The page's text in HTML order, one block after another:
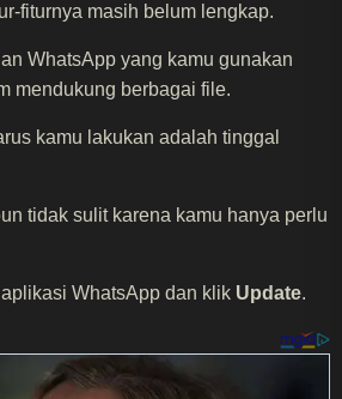
fiturnya masih belum lengkap.
WhatsApp yang kamu gunakan
mendukung berbagai file.
kamu lakukan adalah tinggal
tidak sulit karena kamu hanya perlu
WhatsApp dan klik Update.